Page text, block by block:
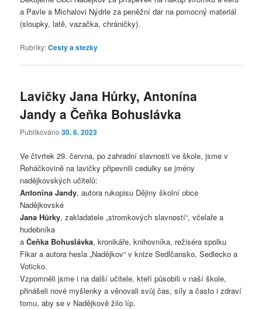
a Pavle a Michalovi Nýdrle za peněžní dar na pomocný materiál
(sloupky, latě, vazačka, chráničky).
Rubriky:Cesty a stezky
Lavičky Jana Hůrky, Antonína
Jandy a Čeňka Bohuslávka
Publikováno30. 6. 2023
Ve čtvrtek 29. června, po zahradní slavnosti ve škole, jsme v
Řeháčkovině na lavičky připevnili cedulky se jmény
nadějkovských učitelů:
Antonína Jandy, autora rukopisu Dějiny školní obce
Nadějkovské
Jana Hůrky, zakladatele „stromkových slavností“, včelaře a
hudebníka
aČeňka Bohuslávka, kronikáře, knihovníka, režiséra spolku
Fikar a autora hesla „Nadějkov“ v knize Sedlčansko, Sedlecko a
Voticko.
Vzpomněli jsme i na další učitele, kteří působili v naší škole,
přinášeli nové myšlenky a věnovali svůj čas, síly a často i zdraví
tomu, aby se v Nadějkově žilo líp.